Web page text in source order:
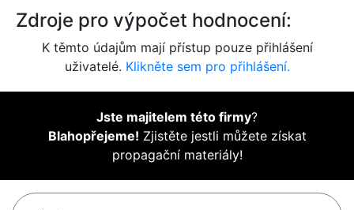
Zdroje pro výpočet hodnocení:
K těmto údajům mají přístup pouze přihlášení
uživatelé. Klikněte sem pro přihlášení.
Jste majitelem této firmy?
Blahopřejeme! Zjistěte jestli můžete získat
propagační materiály!